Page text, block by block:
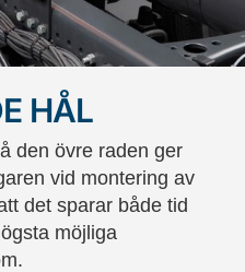
HÅL
den övre raden ger
vid montering av
det sparar både tid
möjliga